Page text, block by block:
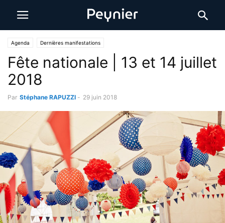
Agenda Dernières manifestations
Fête nationale | 13 et 14 juillet
2018
Par Stéphane RAPUZZI - 29 juin 2018